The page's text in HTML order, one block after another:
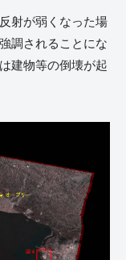
射が弱くなった場
調されることにな
建物等の倒壊が起